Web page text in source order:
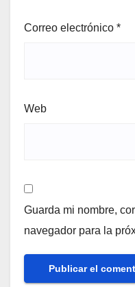
Correo electrónico *
Web
Guarda mi nombre,
navegador para la